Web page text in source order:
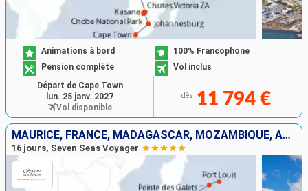
Animations à bord
100% Francophone
Pension complète
Vol inclus
dès 11 794 €
Départ de Cape Town
lun. 25 janv. 2027
Vol disponible
MAURICE, FRANCE, MADAGASCAR, MOZAMBIQUE, AFRIQUE DU SUD
16 jours, Seven Seas Voyager